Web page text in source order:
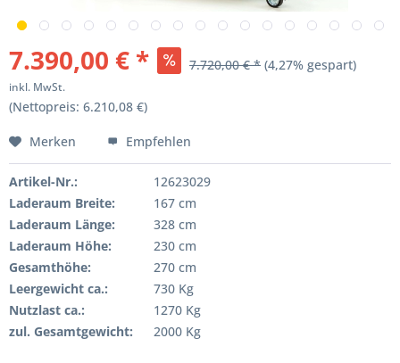
7.390,00 € * 7.720,00 € * (4,27% gespart)
inkl. MwSt.
(Nettopreis: 6.210,08 €)
Merken Empfehlen
Artikel-Nr.:
12623029
Laderaum Breite:
167 cm
Laderaum Länge:
328 cm
Laderaum Höhe:
230 cm
Gesamthöhe:
270 cm
Leergewicht ca.:
730 Kg
Nutzlast ca.:
1270 Kg
zul. Gesamtgewicht:
2000 Kg